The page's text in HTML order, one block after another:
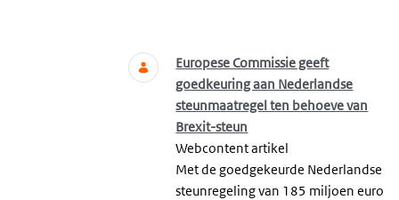
Europese Commissie geeft
goedkeuring aan Nederlandse
steunmaatregel ten behoeve van
Brexit-steun
Webcontent artikel
Met de goedgekeurde Nederlandse
steunregeling van 185 miljoen euro